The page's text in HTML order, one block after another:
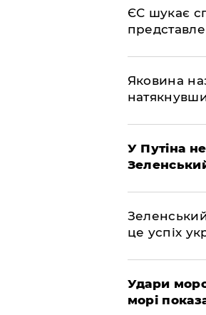
ЄС шукає
Яковина
У Путіна
це успіх
Удари
морі